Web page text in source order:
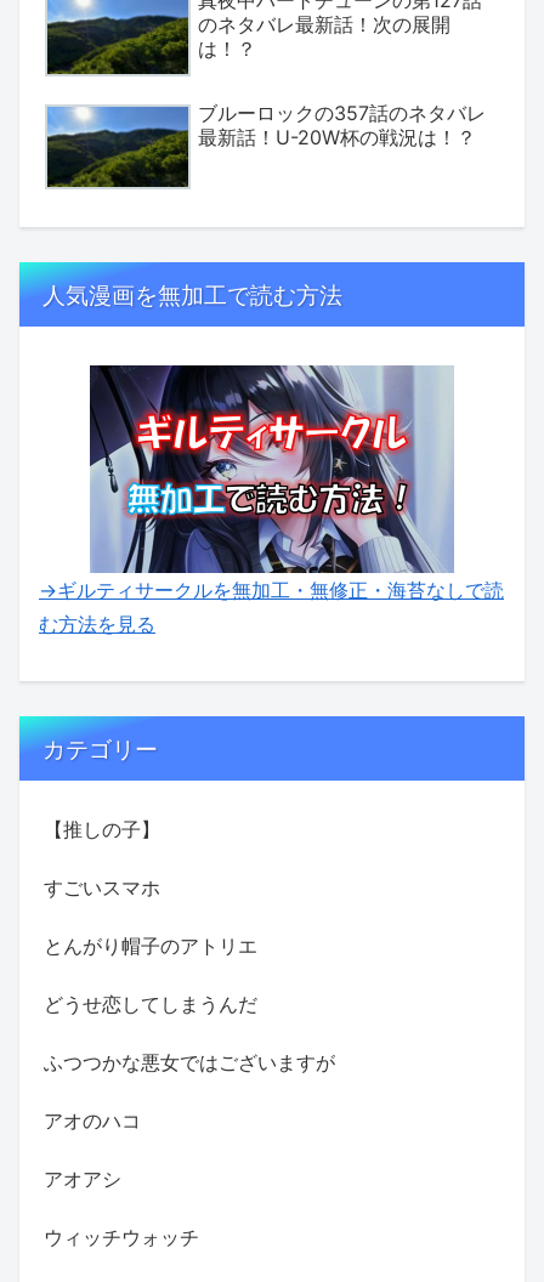
のネタバレ最新話！次の展開
は！？
ブルーロックの357話のネタバレ
最新話！U-20W杯の戦況は！？
人気漫画を無加工で読む方法
→ギルティサークルを無加工・無修正・海苔なしで読
む方法を見る
カテゴリー
【推しの子】
すごいスマホ
とんがり帽子のアトリエ
どうせ恋してしまうんだ
ふつつかな悪女ではございますが
アオのハコ
アオアシ
ウィッチウォッチ